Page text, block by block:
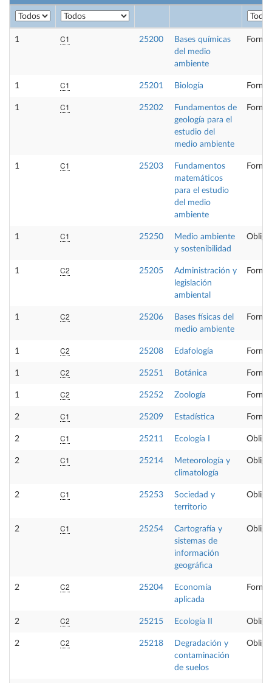
1 C1 25200
Bases químicas
del medio
ambiente
1 C1 25201 Biología
1 C1 25202
Fundamentos de
geología para el
estudio del
medio ambiente
1 C1 25203
Fundamentos
matemáticos
para el estudio
del medio
ambiente
1 C1 25250
Medio ambiente
y sostenibilidad
1 C2 25205
Administración y
legislación
ambiental
1 C2 25206
Bases físicas del
medio ambiente
1 C2 25208 Edafología
1 C2 25251 Botánica
1 C2 25252 Zoología
2 C1 25209 Estadística
2 C1 25211 Ecología I
2 C1 25214
Meteorología y
climatología
2 C1 25253
Sociedad y
territorio
2 C1 25254
Cartografía y
sistemas de
información
geográfica
2 C2 25204
Economía
aplicada
2 C2 25215 Ecología II
2 C2 25218
Degradación y
contaminación
de suelos